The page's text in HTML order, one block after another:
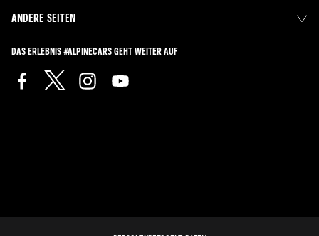
ANDERE SEITEN
DAS ERLEBNIS #ALPINECARS GEHT WEITER AUF